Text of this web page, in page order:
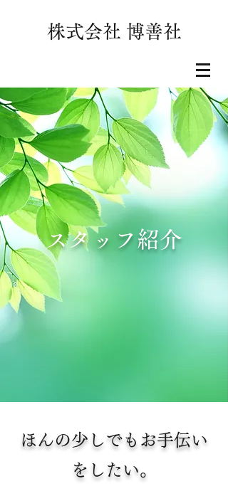
株式会社 博善社
スタッフ紹介
ほんの少しでもお手伝い
をしたい。